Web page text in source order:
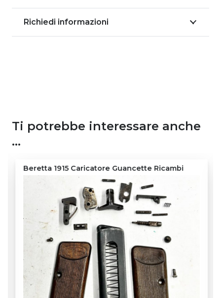
Richiedi informazioni
Ti potrebbe interessare anche
…
Beretta 1915 Caricatore Guancette Ricambi